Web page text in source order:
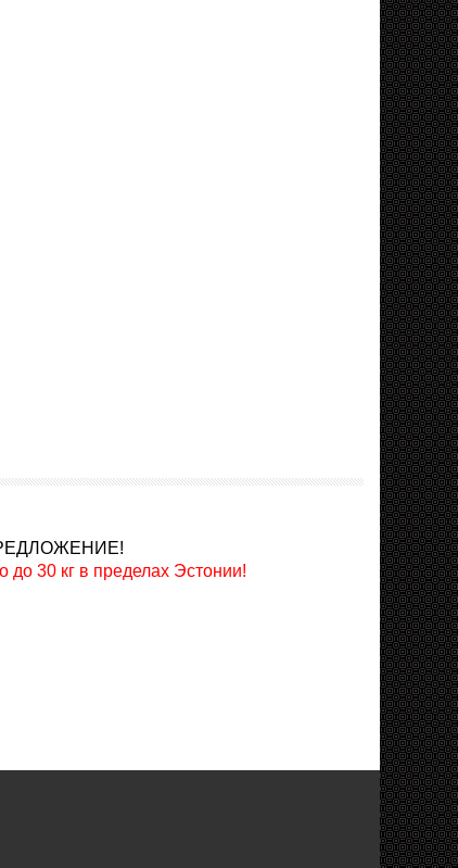
30 кг в пределах Эстонии!